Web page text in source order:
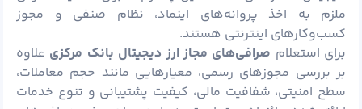
ملزم به اخذ پروانه‌های اینماد، نظام صنفی و مجوز
کسب‌وکارهای اینترنتی هستند.
برای استعلام صرافی‌های مجاز ارز دیجیتال بانک مرکزی علاوه
بر بررسی مجوزهای رسمی، معیارهایی مانند حجم معاملات،
سطح امنیتی، شفافیت مالی، کیفیت پشتیبانی و تنوع خدمات